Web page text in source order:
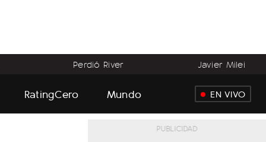
Perdió River Javier Milei
RatingCero Mundo EN VIVO